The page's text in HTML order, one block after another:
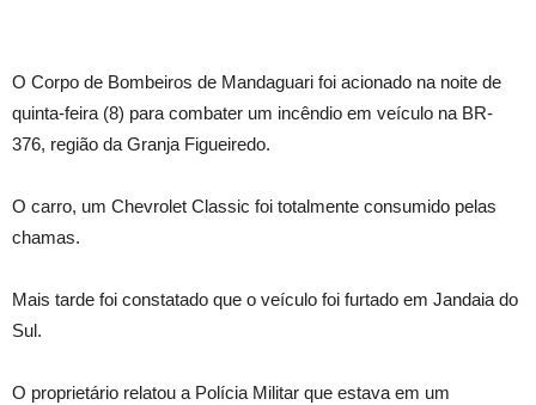
O Corpo de Bombeiros de Mandaguari foi acionado na noite de
quinta-feira (8) para combater um incêndio em veículo na BR-
376, região da Granja Figueiredo.
O carro, um Chevrolet Classic foi totalmente consumido pelas
chamas.
Mais tarde foi constatado que o veículo foi furtado em Jandaia do
Sul.
O proprietário relatou a Polícia Militar que estava em um